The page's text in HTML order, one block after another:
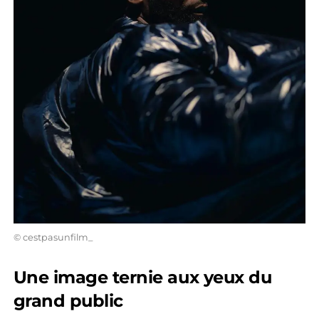
© cestpasunfilm_
Une image ternie aux yeux du
grand public